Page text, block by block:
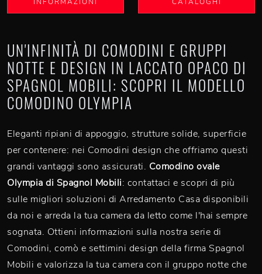
UN'INFINITÀ DI COMODINI E GRUPPI
NOTTE E DESIGN IN LACCATO OPACO DI
SPAGNOL MOBILI: SCOPRI IL MODELLO
COMODINO OLYMPIA
Eleganti ripiani di appoggio, strutture solide, superficie
per contenere: nei Comodini design che offriamo questi
grandi vantaggi sono assicurati. Comodino ovale
Olympia di Spagnol Mobili: contattaci e scopri di più
sulle migliori soluzioni di Arredamento Casa disponibili
da noi e arreda la tua camera da letto come l'hai sempre
sognata. Ottieni informazioni sulla nostra serie di
Comodini, comò e settimini design della firma Spagnol
Mobili e valorizza la tua camera con il gruppo notte che